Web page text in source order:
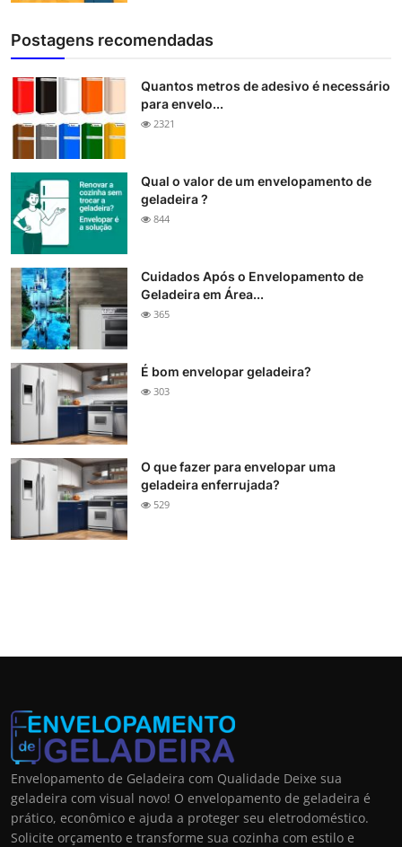
Postagens recomendadas
Quantos metros de adesivo é necessário
para envelo...
2321
Qual o valor de um envelopamento de
geladeira ?
844
Cuidados Após o Envelopamento de
Geladeira em Área...
365
É bom envelopar geladeira?
303
O que fazer para envelopar uma
geladeira enferrujada?
529
Envelopamento de Geladeira com Qualidade Deixe sua
geladeira com visual novo! O envelopamento de geladeira é
prático, econômico e ajuda a proteger seu eletrodoméstico.
Solicite orçamento e transforme sua cozinha com estilo e